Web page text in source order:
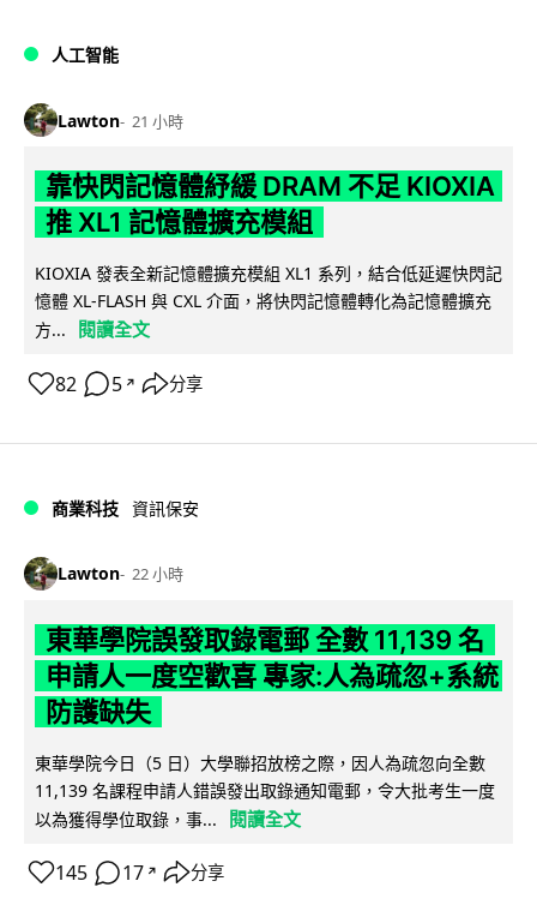
人工智能
Lawton 21 小時
靠快閃記憶體紓緩 DRAM 不足 KIOXIA
推 XL1 記憶體擴充模組
KIOXIA 發表全新記憶體擴充模組 XL1 系列，結合低延遲快閃記
憶體 XL-FLASH 與 CXL 介面，將快閃記憶體轉化為記憶體擴充
方...
閱讀全文
82 5 ↗ 分享
商業科技 資訊保安
Lawton 22 小時
東華學院誤發取錄電郵 全數 11,139 名
申請人一度空歡喜 專家:人為疏忽+系統
防護缺失
東華學院今日（5 日）大學聯招放榜之際，因人為疏忽向全數
11,139 名課程申請人錯誤發出取錄通知電郵，令大批考生一度
以為獲得學位取錄，事...
閱讀全文
145 17 ↗ 分享